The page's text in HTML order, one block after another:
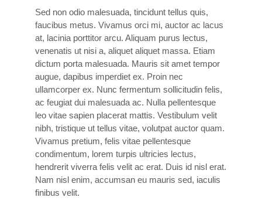
Sed non odio malesuada, tincidunt tellus quis,
faucibus metus. Vivamus orci mi, auctor ac lacus
at, lacinia porttitor arcu. Aliquam purus lectus,
venenatis ut nisi a, aliquet aliquet massa. Etiam
dictum porta malesuada. Mauris sit amet tempor
augue, dapibus imperdiet ex. Proin nec
ullamcorper ex. Nunc fermentum sollicitudin felis,
ac feugiat dui malesuada ac. Nulla pellentesque
leo vitae sapien placerat mattis. Vestibulum velit
nibh, tristique ut tellus vitae, volutpat auctor quam.
Vivamus pretium, felis vitae pellentesque
condimentum, lorem turpis ultricies lectus,
hendrerit viverra felis velit ac erat. Duis id nisl erat.
Nam nisl enim, accumsan eu mauris sed, iaculis
finibus velit.